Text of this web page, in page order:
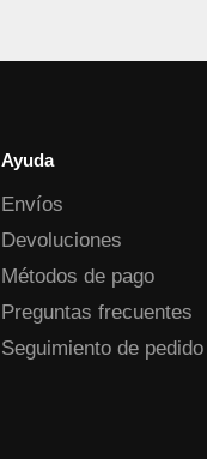
Ayuda
Envíos
Devoluciones
Métodos de pago
Preguntas frecuentes
Seguimiento de pedido